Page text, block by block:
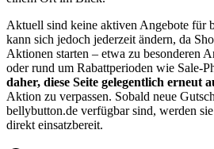
Aktuell sind keine aktiven Angebote für
kann sich jedoch jederzeit ändern, da
Aktionen starten – etwa zu besonderen
oder rund um Rabattperioden wie Sale-
daher, diese Seite gelegentlich erneut
Aktion zu verpassen. Sobald neue
bellybutton.de verfügbar sind, werden
direkt einsatzbereit.